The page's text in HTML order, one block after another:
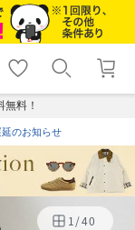
shopping_cart lock_outline
ログイン
料！
のお知らせ
1/40